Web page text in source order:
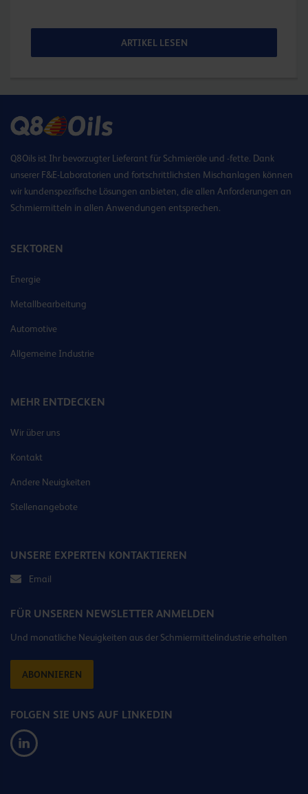
ARTIKEL LESEN
Q8Oils ist Ihr bevorzugter Lieferant für Schmieröle und -fette. Dank
unserer F&E-Laboratorien und fortschrittlichsten Mischanlagen können
wir kundenspezifische Lösungen anbieten, die allen Anforderungen an
Schmiermitteln in allen Anwendungen entsprechen.
SEKTOREN
Energie
Metallbearbeitung
Automotive
Allgemeine Industrie
MEHR ENTDECKEN
Wir über uns
Kontakt
Andere Neuigkeiten
Stellenangebote
UNSERE EXPERTEN KONTAKTIEREN
Email
FÜR UNSEREN NEWSLETTER ANMELDEN
Und monatliche Neuigkeiten aus der Schmiermittelindustrie erhalten
ABONNIEREN
FOLGEN SIE UNS AUF LINKEDIN